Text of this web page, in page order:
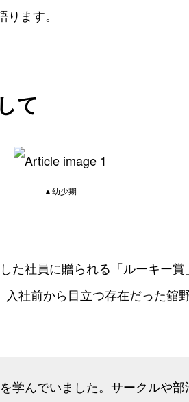
ます。
て
▲幼少期
た社員に贈られる「ルーキー
社前から目立つ存在だった舘
学んでいました。サークルや